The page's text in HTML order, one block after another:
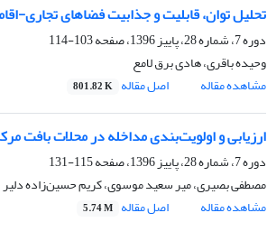
تحلیل توان، قابلیت و جذابیت فضاهای
دوره 7، شماره 28، پاییز 1396، صفحه
103-114
وحیده باقری، هادی برق لامع
مشاهده مقاله
اصل مقاله 801.82 K
ارزیابی و اولویت‌بندی مداخله در محلات بافت
دوره 7، شماره 28، پاییز 1396، صفحه
115-131
مصطفی بصیری، میر سعید موسوی، کریم حسین‌زاده دلیر
مشاهده مقاله
اصل مقاله 5.74 M